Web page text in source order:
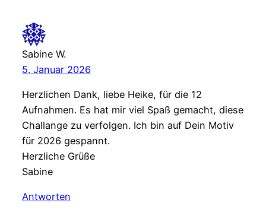
Sabine W.
5. Januar 2026
Herzlichen Dank, liebe Heike, für die 12
Aufnahmen. Es hat mir viel Spaß gemacht, diese
Challange zu verfolgen. Ich bin auf Dein Motiv
für 2026 gespannt.
Herzliche Grüße
Sabine
Antworten